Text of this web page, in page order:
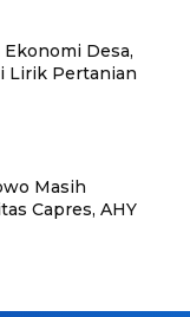
Desa,
Lirik Pertanian
Masih
Capres, AHY